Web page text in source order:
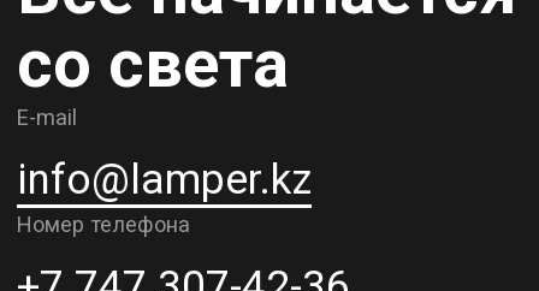
Доставка и самовывоз
Рассрочка и кредит
Адрес шоурума в г. Алматы
г. Алматы, ул. Шевченко, д.204,
к5
Адрес шоурума в г. Астана